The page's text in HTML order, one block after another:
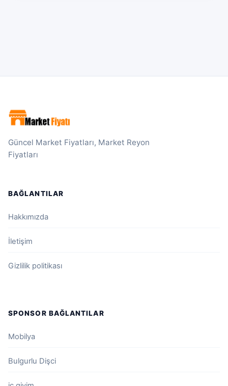
Güncel Market Fiyatları, Market Reyon
Fiyatları
BAĞLANTILAR
Hakkımızda
İletişim
Gizlilik politikası
SPONSOR BAĞLANTILAR
Mobilya
Bulgurlu Dişci